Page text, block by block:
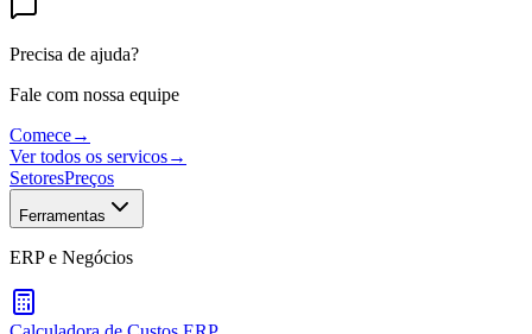
Precisa de ajuda?
Fale com nossa equipe
Comece→
Ver todos os servicos→
SetoresPreços
Ferramentas
ERP e Negócios